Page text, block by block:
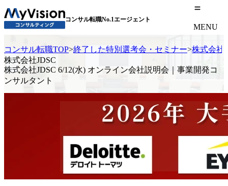
コンサル転職No.1エージェント
MENU
コンサル転職TOP>終了した特別選考会・セミナー>株式会社
株式会社JDSC
株式会社JDSC 6/12(水) オンライン会社説明会｜事業開発コ
ンサルタント